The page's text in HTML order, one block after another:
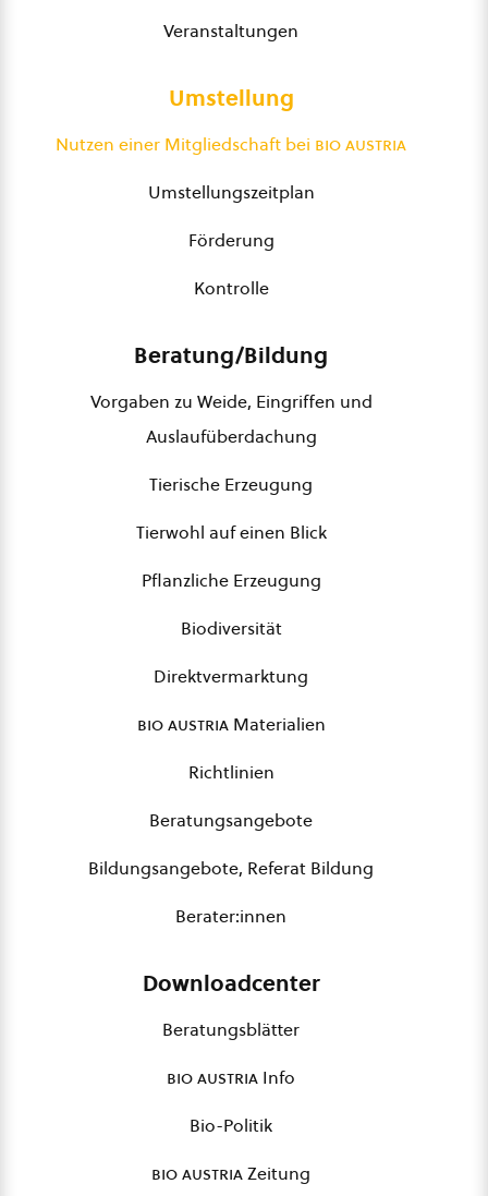
Veranstaltungen
Umstellung
Nutzen einer Mitgliedschaft bei bio austria
Umstellungszeitplan
Förderung
Kontrolle
Beratung/Bildung
Vorgaben zu Weide, Eingriffen und
Auslaufüberdachung
Tierische Erzeugung
Tierwohl auf einen Blick
Pflanzliche Erzeugung
Biodiversität
Direktvermarktung
bio austriaMaterialien
Richtlinien
Beratungsangebote
Bildungsangebote, Referat Bildung
Berater:innen
Downloadcenter
Beratungsblätter
bio austria Info
Bio-Politik
bio austriaZeitung